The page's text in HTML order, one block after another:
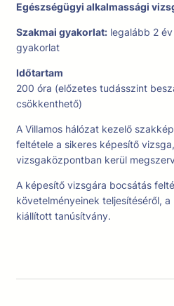
Egészségügyi alkalmassági
Szakmai gyakorlat: legalább 2
gyakorlat
Időtartam
200 óra (előzetes tudásszint
csökkenthető)
A Villamos hálózat kezelő
feltétele a sikeres képesítő
vizsgaközpontban kerül
A képesítő vizsgára bocsátás
követelményeinek teljesítéséről,
kiállított tanúsítvány.